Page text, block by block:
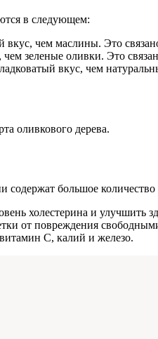
в следующем:
чем маслины. Это
зеленые оливки. Это
вкус, чем
оливкового дерева.
большое
холестерина и улучшить
от повреждения
C, калий и железо.